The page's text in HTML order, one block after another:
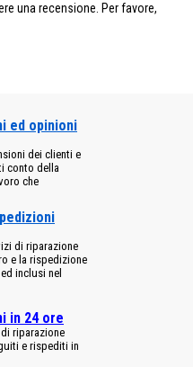
una recensione. Per favore,
ed opinioni
dei clienti e
conto della
che
di riparazione
e la rispedizione
inclusi nel
in 24 ore
riparazione
e rispediti in